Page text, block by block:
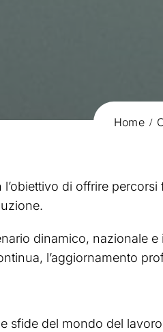
Home
di offrire
dinamico, nazionale
l’aggiornamento
sfide del mondo del lavoro